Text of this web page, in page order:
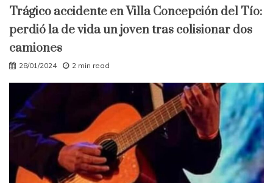
Trágico accidente en Villa Concepción del Tío:
perdió la de vida un joven tras colisionar dos
camiones
28/01/2024 2 min read